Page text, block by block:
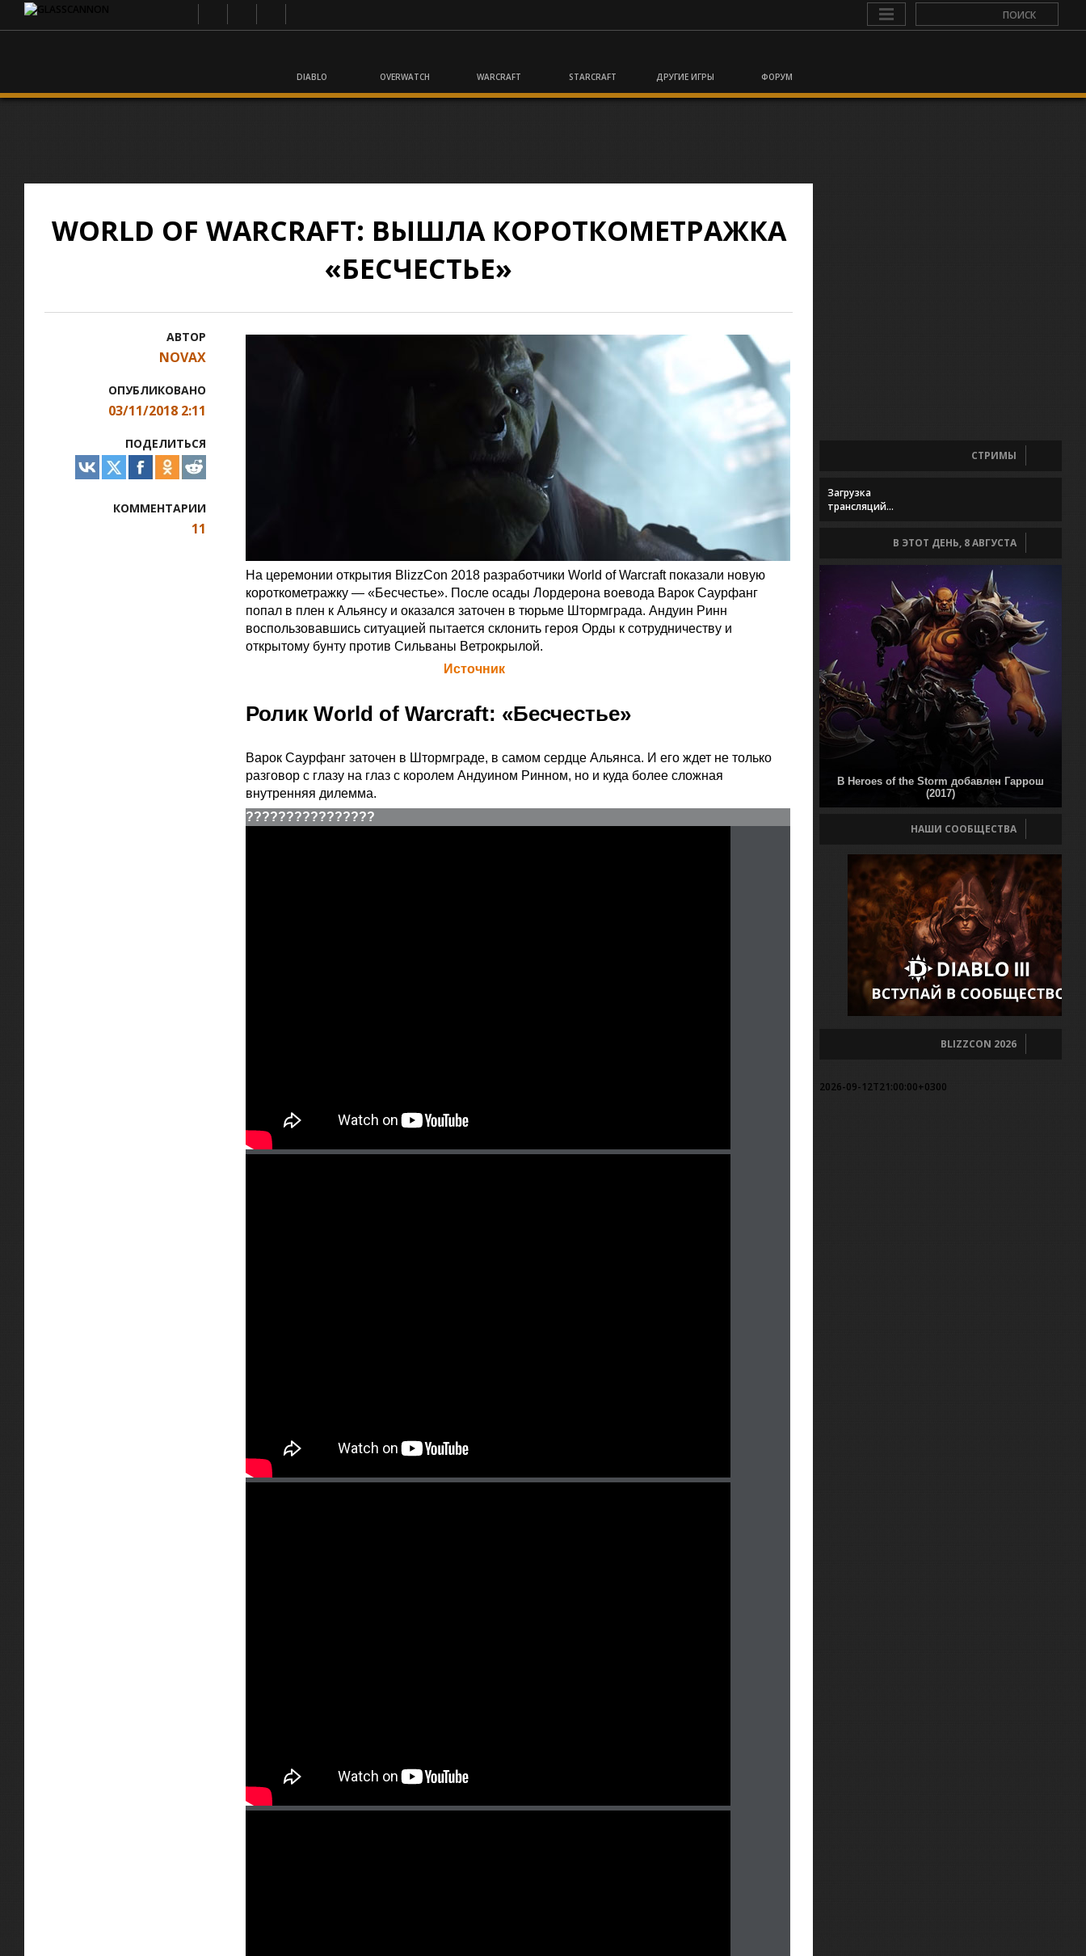
DIABLO OVERWATCH WARCRAFT STARCRAFT ДРУГИЕ ИГРЫ ФОРУМ
WORLD OF WARCRAFT: ВЫШЛА КОРОТКОМЕТРАЖКА
«БЕСЧЕСТЬЕ»
АВТОР
NOVAX
ОПУБЛИКОВАНО
03/11/2018 2:11
ПОДЕЛИТЬСЯ
КОММЕНТАРИИ
11
На церемонии открытия BlizzCon 2018 разработчики World of Warcraft показали новую
короткометражку — «Бесчестье». После осады Лордерона воевода Варок Саурфанг
попал в плен к Альянсу и оказался заточен в тюрьме Штормграда. Андуин Ринн
воспользовавшись ситуацией пытается склонить героя Орды к сотрудничеству и
открытому бунту против Сильваны Ветрокрылой.
Источник
Ролик World of Warcraft: «Бесчестье»
Варок Саурфанг заточен в Штормграде, в самом сердце Альянса. И его ждет не только
разговор с глазу на глаз с королем Андуином Ринном, но и куда более сложная
внутренняя дилемма.
????????????????
СТРИМЫ
Загрузка
трансляций...
В ЭТОТ ДЕНЬ, 8 АВГУСТА
В Heroes of the Storm добавлен Гаррош
(2017)
НАШИ СООБЩЕСТВА
BLIZZCON 2026
2026-09-12T21:00:00+0300